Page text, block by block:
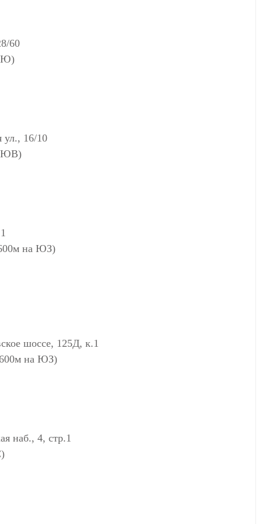
60
Ю)
16/10
ЮВ)
на ЮЗ)
шоссе, 125Д, к.1
на ЮЗ)
наб., 4, стр.1